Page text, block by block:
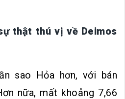
thật thú vị về Deimos
sao Hỏa hơn, với bán
nữa, mất khoảng 7,66